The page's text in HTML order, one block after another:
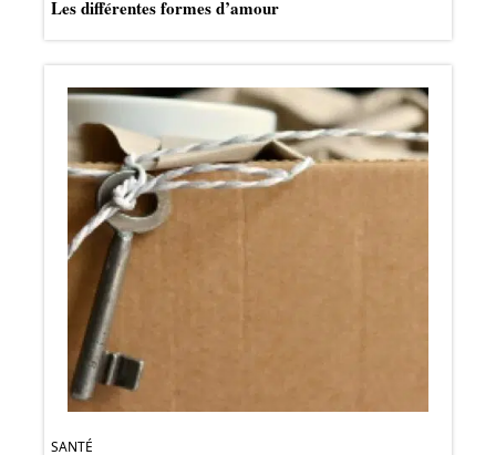
Les différentes formes d’amour
SANTÉ